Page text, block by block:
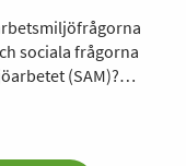
sociala frågorna
(SAM)?…